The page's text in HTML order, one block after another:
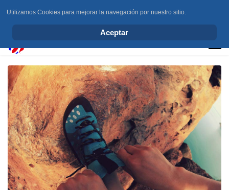
Utilizamos Cookies para mejorar la navegación por nuestro sitio.
Aceptar